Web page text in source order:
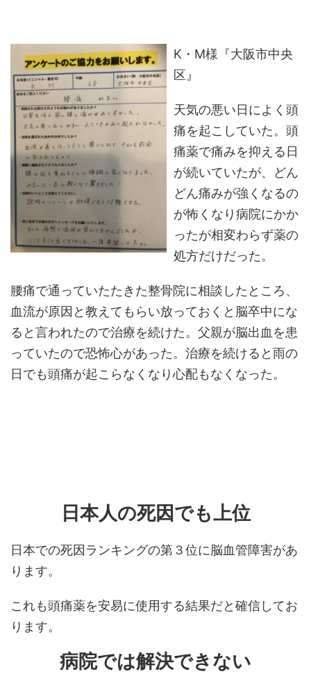
K・M様『大阪市中央
区』
天気の悪い日によく頭
痛を起こしていた。頭
痛薬で痛みを抑える日
が続いていたが、どん
どん痛みが強くなるの
が怖くなり病院にかか
ったが相変わらず薬の
処方だけだった。
腰痛で通っていたたきた整骨院に相談したところ、
血流が原因と教えてもらい放っておくと脳卒中にな
ると言われたので治療を続けた。父親が脳出血を患
っていたので恐怖心があった。治療を続けると雨の
日でも頭痛が起こらなくなり心配もなくなった。
日本人の死因でも上位
日本での死因ランキングの第３位に脳血管障害があ
ります。
これも頭痛薬を安易に使用する結果だと確信してお
ります。
病院では解決できない